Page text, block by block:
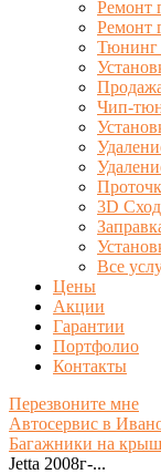
Ремонт
Ремонт
Тюнинг
Чип-
3D
Все
Цены
Акции
Гарантии
Портфолио
Контакты
Перезвоните мне
Автосервис в
Багажники на
Jetta 2008г-...